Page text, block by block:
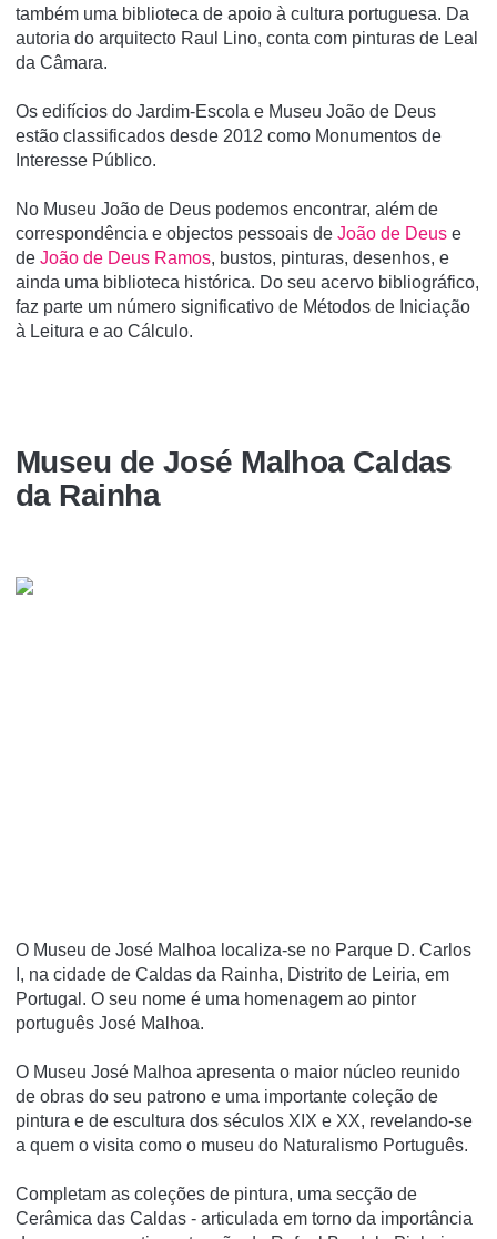
também uma biblioteca de apoio à cultura portuguesa. Da
autoria do arquitecto Raul Lino, conta com pinturas de Leal
da Câmara.
Os edifí­cios do Jardim-Escola e Museu João de Deus
estão classificados desde 2012 como Monumentos de
Interesse Público.
No Museu João de Deus podemos encontrar, além de
correspondência e objectos pessoais de João de Deus e
de João de Deus Ramos, bustos, pinturas, desenhos, e
ainda uma biblioteca histórica. Do seu acervo bibliográfico,
faz parte um número significativo de Métodos de Iniciação
à Leitura e ao Cálculo.
Museu de José Malhoa Caldas
da Rainha
O Museu de José Malhoa localiza-se no Parque D. Carlos
I, na cidade de Caldas da Rainha, Distrito de Leiria, em
Portugal. O seu nome é uma homenagem ao pintor
português José Malhoa.
O Museu José Malhoa apresenta o maior núcleo reunido
de obras do seu patrono e uma importante coleção de
pintura e de escultura dos séculos XIX e XX, revelando-se
a quem o visita como o museu do Naturalismo Português.
Completam as coleções de pintura, uma secção de
Cerâmica das Caldas - articulada em torno da importância